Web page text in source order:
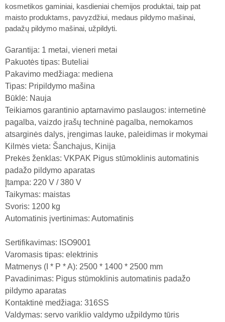
kosmetikos gaminiai, kasdieniai chemijos produktai, taip pat
maisto produktams, pavyzdžiui, medaus pildymo mašinai,
padažų pildymo mašinai, užpildyti.
Garantija: 1 metai, vieneri metai
Pakuotės tipas: Buteliai
Pakavimo medžiaga: mediena
Tipas: Pripildymo mašina
Būklė: Nauja
Teikiamos garantinio aptarnavimo paslaugos: internetinė
pagalba, vaizdo įrašų techninė pagalba, nemokamos
atsarginės dalys, įrengimas lauke, paleidimas ir mokymai
Kilmės vieta: Šanchajus, Kinija
Prekės ženklas: VKPAK Pigus stūmoklinis automatinis
padažo pildymo aparatas
Įtampa: 220 V / 380 V
Taikymas: maistas
Svoris: 1200 kg
Automatinis įvertinimas: Automatinis
Sertifikavimas: ISO9001
Varomasis tipas: elektrinis
Matmenys (I * P * A): 2500 * 1400 * 2500 mm
Pavadinimas: Pigus stūmoklinis automatinis padažo
pildymo aparatas
Kontaktinė medžiaga: 316SS
Valdymas: servo variklio valdymo užpildymo tūris